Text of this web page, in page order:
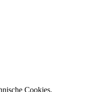
Cookies.